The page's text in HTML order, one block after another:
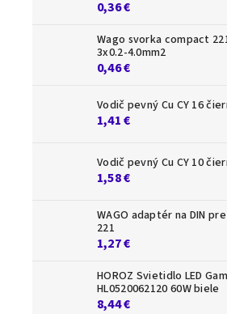
0,36 €
Wago svorka compact
3x0.2-4.0mm2
0,46 €
Vodič pevný Cu CY 16
1,41 €
Vodič pevný Cu CY 10
1,58 €
WAGO adaptér na DIN
221
1,27 €
HOROZ Svietidlo LED
HL0520062120 60W biele
8,44 €